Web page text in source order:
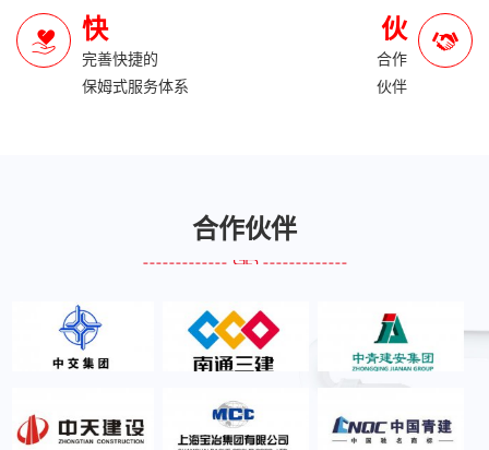
快
完善快捷的
保姆式服务体系
伙
合作
伙伴
合作伙伴